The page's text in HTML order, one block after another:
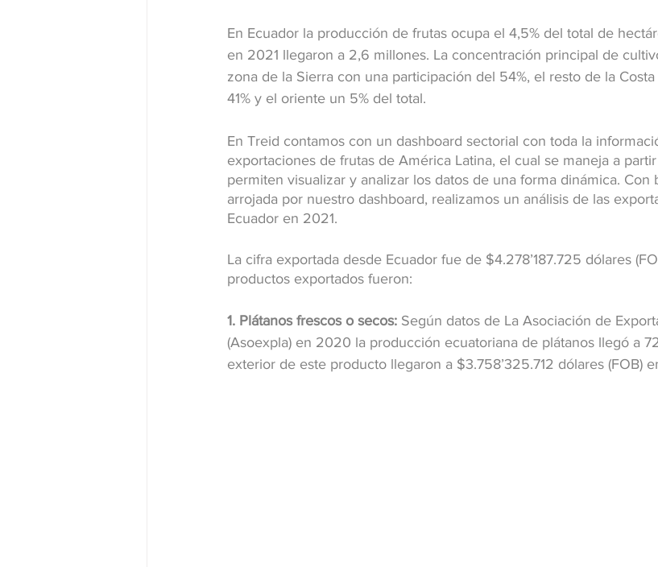
En Ecuador la producción de frutas ocupa el 4,5% del total de
en 2021 llegaron a 2,6 millones. La concentración principal de
zona de la Sierra con una participación del 54%, el resto de la
41% y el oriente un 5% del total.
En Treid contamos con un dashboard sectorial con toda la
exportaciones de frutas de América Latina, el cual se maneja a
permiten visualizar y analizar los datos de una forma dinámica. Con
arrojada por nuestro dashboard, realizamos un análisis de las
Ecuador en 2021.
La cifra exportada desde Ecuador fue de $4.278’187.725 dólares
productos exportados fueron:
1. Plátanos frescos o secos: Según datos de La Asociación de
(Asoexpla) en 2020 la producción ecuatoriana de plátanos llegó a
exterior de este producto llegaron a $3.758’325.712 dólares (FOB)